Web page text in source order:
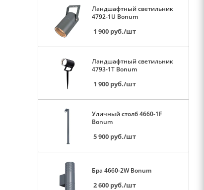
Ландшафтный светильник
4792-1U Bonum
1 900 руб./шт
Ландшафтный светильник
4793-1T Bonum
1 900 руб./шт
Уличный столб 4660-1F
Bonum
5 900 руб./шт
Бра 4660-2W Bonum
2 600 руб./шт